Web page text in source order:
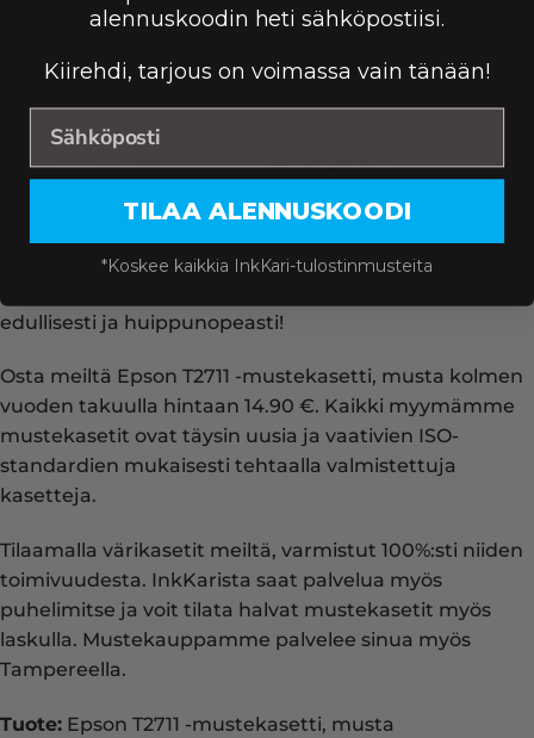
Epson T2791 mustekasetti, musta –
tarvike, premium
Väri:
edullisesti ja huippunopeasti!
Osta meiltä Epson T2711 -mustekasetti, musta kolmen
vuoden takuulla hintaan 14.90 €. Kaikki myymämme
mustekasetit ovat täysin uusia ja vaativien ISO-
standardien mukaisesti tehtaalla valmistettuja
kasetteja.
Tilaamalla värikasetit meiltä, varmistut 100%:sti niiden
toimivuudesta. InkKarista saat palvelua myös
puhelimitse ja voit tilata halvat mustekasetit myös
laskulla. Mustekauppamme palvelee sinua myös
Tampereella.
Tuote: Epson T2711 -mustekasetti, musta
alennuskoodin heti sähköpostiisi.
Kiirehdi, tarjous on voimassa vain tänään!
TILAA ALENNUSKOODI
*Koskee kaikkia InkKari-tulostinmusteita